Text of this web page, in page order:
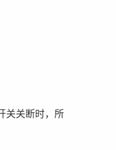
关关断时，所